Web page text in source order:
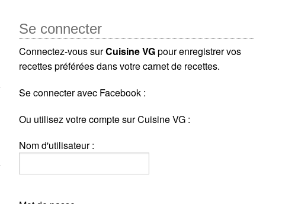
Se connecter
Connectez-vous surCuisine VGpour enregistrer vos
recettes préférées dans votre carnet de recettes.
Se connecter avec Facebook :
Ou utilisez votre compte sur Cuisine VG :
Nom d'utilisateur :